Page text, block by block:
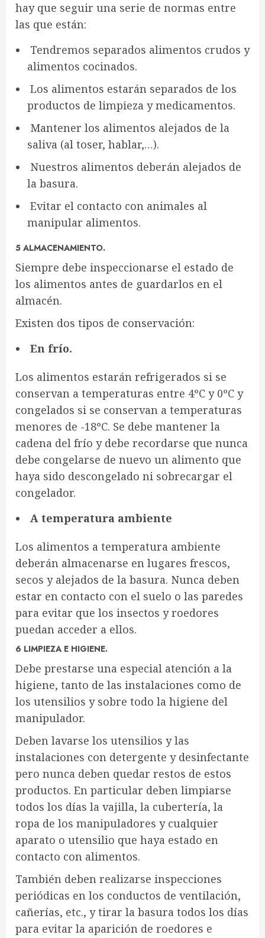
hay que seguir una serie de normas entre
las que están:
Tendremos separados alimentos crudos y
alimentos cocinados.
Los alimentos estarán separados de los
productos de limpieza y medicamentos.
Mantener los alimentos alejados de la
saliva (al toser, hablar,…).
Nuestros alimentos deberán alejados de
la basura.
Evitar el contacto con animales al
manipular alimentos.
5 ALMACENAMIENTO.
Siempre debe inspeccionarse el estado de
los alimentos antes de guardarlos en el
almacén.
Existen dos tipos de conservación:
En frío.
Los alimentos estarán refrigerados si se
conservan a temperaturas entre 4ºC y 0ºC y
congelados si se conservan a temperaturas
menores de -18ºC. Se debe mantener la
cadena del frío y debe recordarse que nunca
debe congelarse de nuevo un alimento que
haya sido descongelado ni sobrecargar el
congelador.
A temperatura ambiente
Los alimentos a temperatura ambiente
deberán almacenarse en lugares frescos,
secos y alejados de la basura. Nunca deben
estar en contacto con el suelo o las paredes
para evitar que los insectos y roedores
puedan acceder a ellos.
6 LIMPIEZA E HIGIENE.
Debe prestarse una especial atención a la
higiene, tanto de las instalaciones como de
los utensilios y sobre todo la higiene del
manipulador.
Deben lavarse los utensilios y las
instalaciones con detergente y desinfectante
pero nunca deben quedar restos de estos
productos. En particular deben limpiarse
todos los días la vajilla, la cubertería, la
ropa de los manipuladores y cualquier
aparato o utensilio que haya estado en
contacto con alimentos.
También deben realizarse inspecciones
periódicas en los conductos de ventilación,
cañerías, etc., y tirar la basura todos los días
para evitar la aparición de roedores e